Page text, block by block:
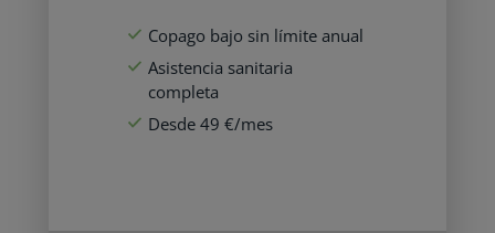
Copago bajo sin límite anual
Asistencia sanitaria
completa
Desde 49 €/mes